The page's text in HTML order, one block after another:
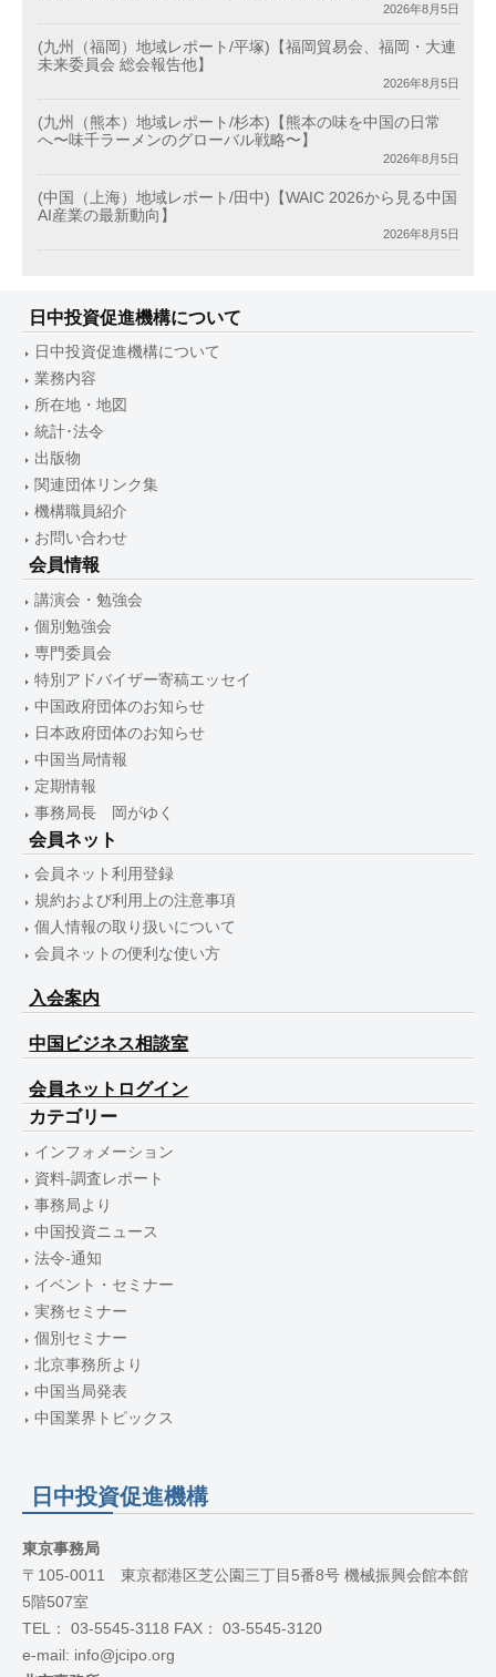
2026年8月5日
(九州（福岡）地域レポート/平塚)【福岡貿易会、福岡・大連
未来委員会 総会報告他】
2026年8月5日
(九州（熊本）地域レポート/杉本)【熊本の味を中国の日常
へ〜味千ラーメンのグローバル戦略〜】
2026年8月5日
(中国（上海）地域レポート/田中)【WAIC 2026から見る中国
AI産業の最新動向】
2026年8月5日
日中投資促進機構について
日中投資促進機構について
業務内容
所在地・地図
統計･法令
出版物
関連団体リンク集
機構職員紹介
お問い合わせ
会員情報
講演会・勉強会
個別勉強会
専門委員会
特別アドバイザー寄稿エッセイ
中国政府団体のお知らせ
日本政府団体のお知らせ
中国当局情報
定期情報
事務局長 岡がゆく
会員ネット
会員ネット利用登録
規約および利用上の注意事項
個人情報の取り扱いについて
会員ネットの便利な使い方
入会案内
中国ビジネス相談室
会員ネットログイン
カテゴリー
インフォメーション
資料-調査レポート
事務局より
中国投資ニュース
法令-通知
イベント・セミナー
実務セミナー
個別セミナー
北京事務所より
中国当局発表
中国業界トピックス
日中投資促進機構
東京事務局
〒105-0011 東京都港区芝公園三丁目5番8号 機械振興会館本館
5階507室
TEL： 03-5545-3118 FAX： 03-5545-3120
e-mail: info@jcipo.org